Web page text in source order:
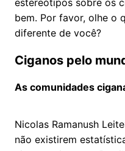
bem. Por favor, olhe o
diferente de você?
Ciganos pelo
As comunidades
Nicolas Ramanush
não existirem